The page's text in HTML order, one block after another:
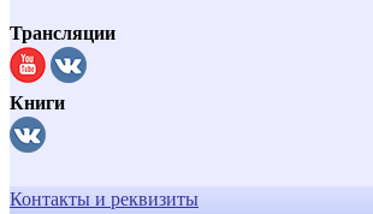
Трансляции
Книги
Контакты и реквизиты